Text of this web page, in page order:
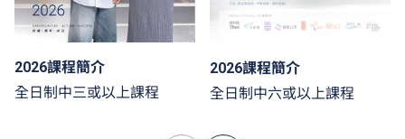
2026課程簡介
全日制中三或以上課程
2026課程簡介
全日制中六或以上課程